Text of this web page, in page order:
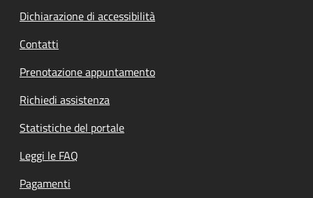
Dichiarazione di accessibilità
Contatti
Prenotazione appuntamento
Richiedi assistenza
Statistiche del portale
Leggi le FAQ
Pagamenti